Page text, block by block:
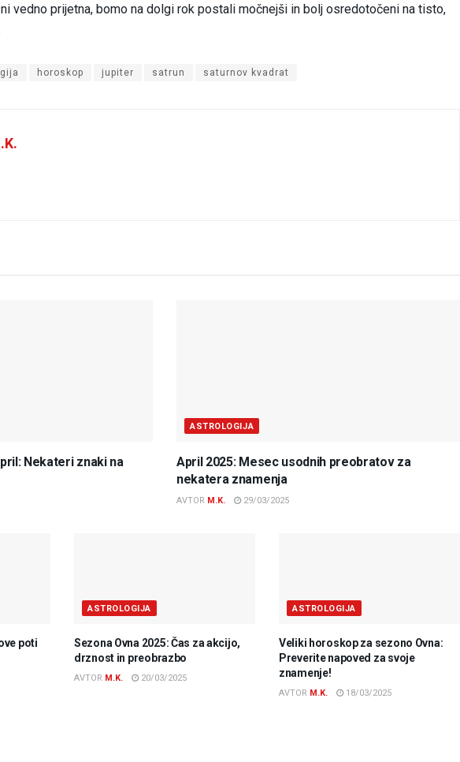
vedno prijetna, bomo na dolgi rok postali močnejši in bolj osredotočeni na tisto,
horoskop jupiter satrun saturnov kvadrat
Nekateri znaki na
ASTROLOGIJA
April 2025: Mesec usodnih preobratov za
nekatera znamenja
AVTOR M.K. 29/03/2025
poti
ASTROLOGIJA
Sezona Ovna 2025: Čas za akcijo,
drznost in preobrazbo
AVTOR M.K. 20/03/2025
ASTROLOGIJA
Veliki horoskop za sezono Ovna:
Preverite napoved za svoje
znamenje!
AVTOR M.K. 18/03/2025